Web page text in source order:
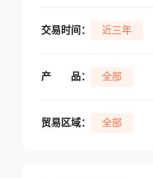
交易时间： 近三年
产 品： 全部
贸易区域： 全部